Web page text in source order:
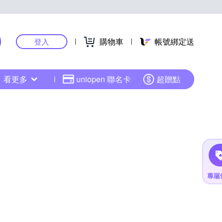
登入 購物車 帳號綁定送
看更多 uniopen 聯名卡 超贈點